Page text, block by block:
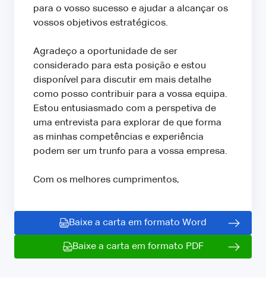
para o vosso sucesso e ajudar a alcançar os
vossos objetivos estratégicos.
Agradeço a oportunidade de ser
considerado para esta posição e estou
disponível para discutir em mais detalhe
como posso contribuir para a vossa equipa.
Estou entusiasmado com a perspetiva de
uma entrevista para explorar de que forma
as minhas competências e experiência
podem ser um trunfo para a vossa empresa.
Com os melhores cumprimentos,
Baixe a carta em formato Word
Baixe a carta em formato PDF